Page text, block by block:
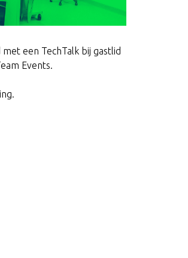
een TechTalk bij gastlid
Events.